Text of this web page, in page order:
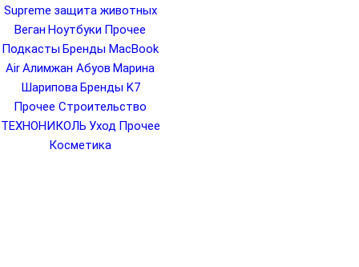
Supreme защита животных
Веган Ноутбуки Прочее
Подкасты Бренды MacBook
AirАлимжан Абуов Марина
Шарипова Бренды K7
Прочее Строительство
ТЕХНОНИКОЛЬ Уход Прочее
Косметика